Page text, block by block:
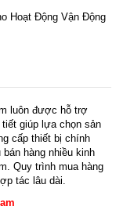
Hoạt Động Vận Động
luôn được hỗ trợ
giúp lựa chọn sản
cấp thiết bị chính
hàng nhiều kinh
Quy trình mua hàng
tác lâu dài.